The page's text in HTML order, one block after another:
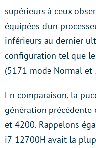
supérieurs à ceux
équipées d’un
inférieurs au dernier
configuration tel que le
(5171 mode Normal et
En comparaison, la
génération
et 4200. Rappelons
i7-12700H avait la